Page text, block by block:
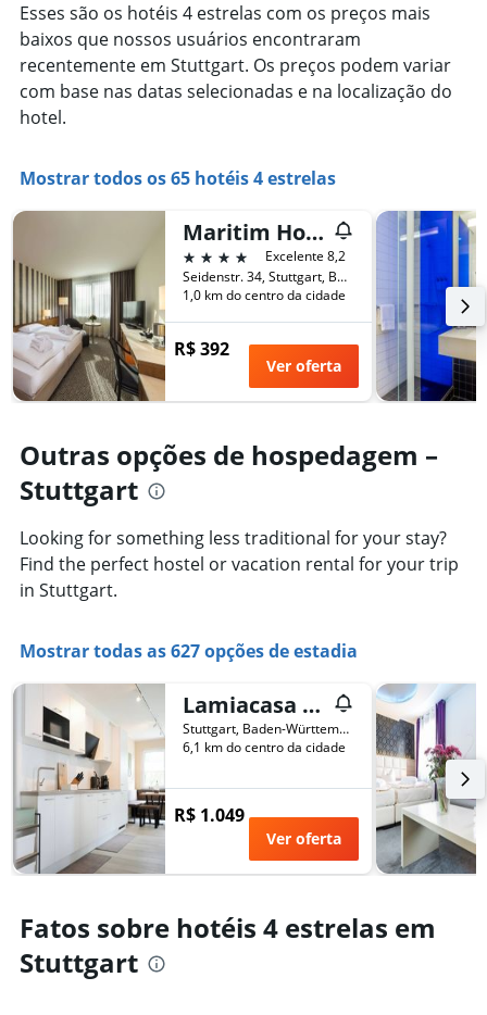
1
eixo
Y
exibindo
o
preço
um
semana
encontrado
nos
últimos
3
dias
data
de
estadia
O
gráfico
tem
X
exibindo
de
dias
antes
da
estadia
O
gráfico
eixo
exibindo
preço
médio
de
um
Esses são os hotéis 4 estrelas com os preços mais
baixos que nossos usuários encontraram
recentemente em Stuttgart. Os preços podem variar
com base nas datas selecionadas e na localização do
hotel.
Mostrar todos os 65 hotéis 4 estrelas
Maritim Hotel Stuttgart
4 estrelas
Excelente 8,2
Seidenstr. 34, Stuttgart, Baden-Württemberg, Alemanha
1,0 km do centro da cidade
R$ 392
Ver oferta
Outras opções de hospedagem –
Stuttgart
Looking for something less traditional for your stay?
Find the perfect hostel or vacation rental for your trip
in Stuttgart.
Mostrar todas as 627 opções de estadia
Lamiacasa Green Large Loft City Close Green Area
Stuttgart, Baden-Württemberg, Alemanha
6,1 km do centro da cidade
R$ 1.049
Ver oferta
Fatos sobre hotéis 4 estrelas em
Stuttgart